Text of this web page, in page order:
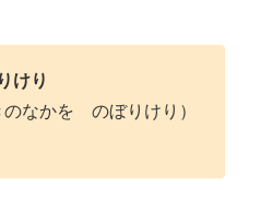
けり
なかを のぼりけり）